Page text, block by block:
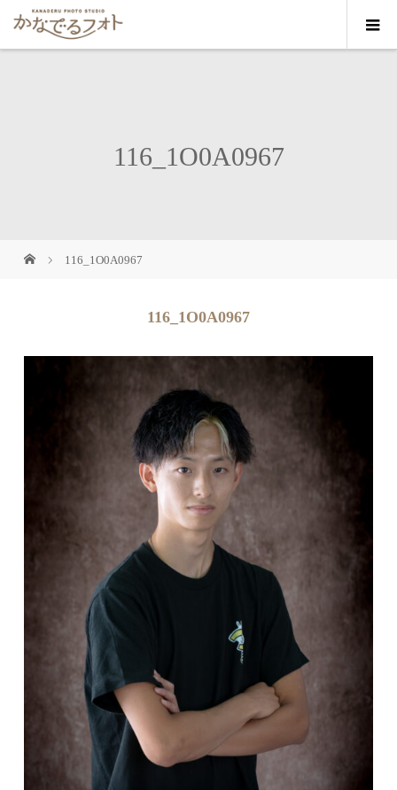
116_1O0A0967
116_1O0A0967
116_1O0A0967